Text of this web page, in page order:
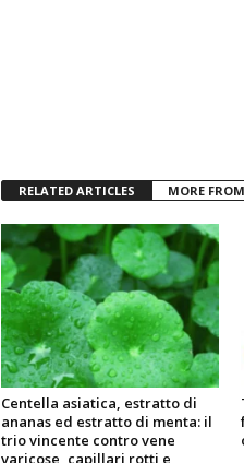
RELATED ARTICLES MORE
Centella asiatica, estratto di
ananas ed estratto di menta: il
trio vincente contro vene
varicose, capillari rotti e